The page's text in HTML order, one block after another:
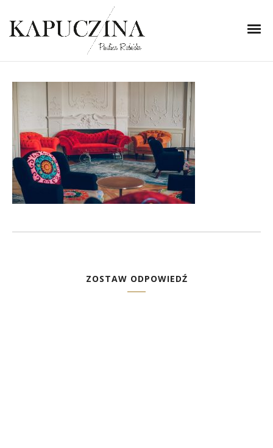
23 maja 2022
gdynia-bialy-krolik-11
Written by
ZOSTAW ODPOWIEDŹ